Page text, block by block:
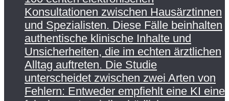
Konsultationen zwischen Hausärztinnen
und Spezialisten. Diese Fälle beinhalten
authentische klinische Inhalte und
Unsicherheiten, die im echten ärztlichen
Alltag auftreten. Die Studie
unterscheidet zwischen zwei Arten von
Fehlern: Entweder empfiehlt eine KI eine